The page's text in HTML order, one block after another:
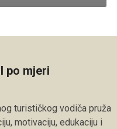
po mjeri
turističkog vodiča pruža
motivaciju, edukaciju i